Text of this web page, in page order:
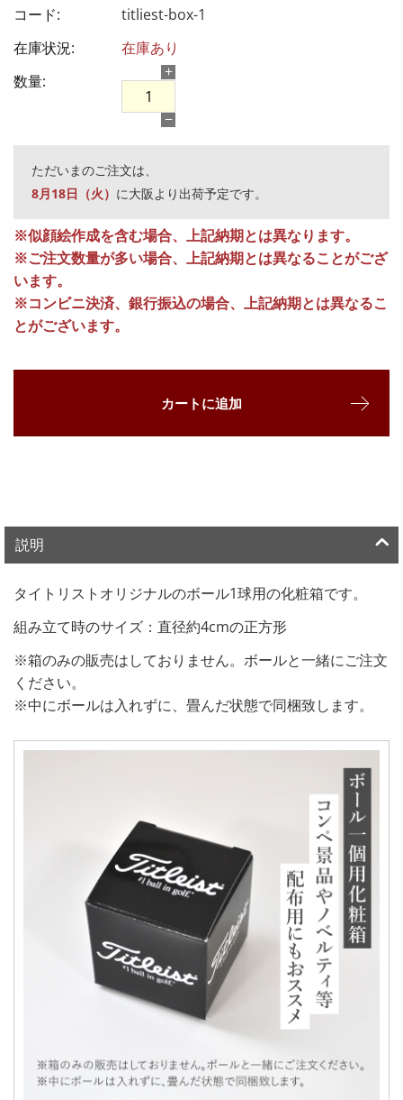
コード:
titliest-box-1
在庫状況:
在庫あり
数量:
+
−
ただいまのご注文は、
8月18日（火） に大阪より出荷予定です。
※似顔絵作成を含む場合、上記納期とは異なります。
※ご注文数量が多い場合、上記納期とは異なることがござ
います。
※コンビニ決済、銀行振込の場合、上記納期とは異なるこ
とがございます。
カートに追加
説明
タイトリストオリジナルのボール1球用の化粧箱です。
組み立て時のサイズ：直径約4cmの正方形
※箱のみの販売はしておりません。ボールと一緒にご注文
ください。
※中にボールは入れずに、畳んだ状態で同梱致します。